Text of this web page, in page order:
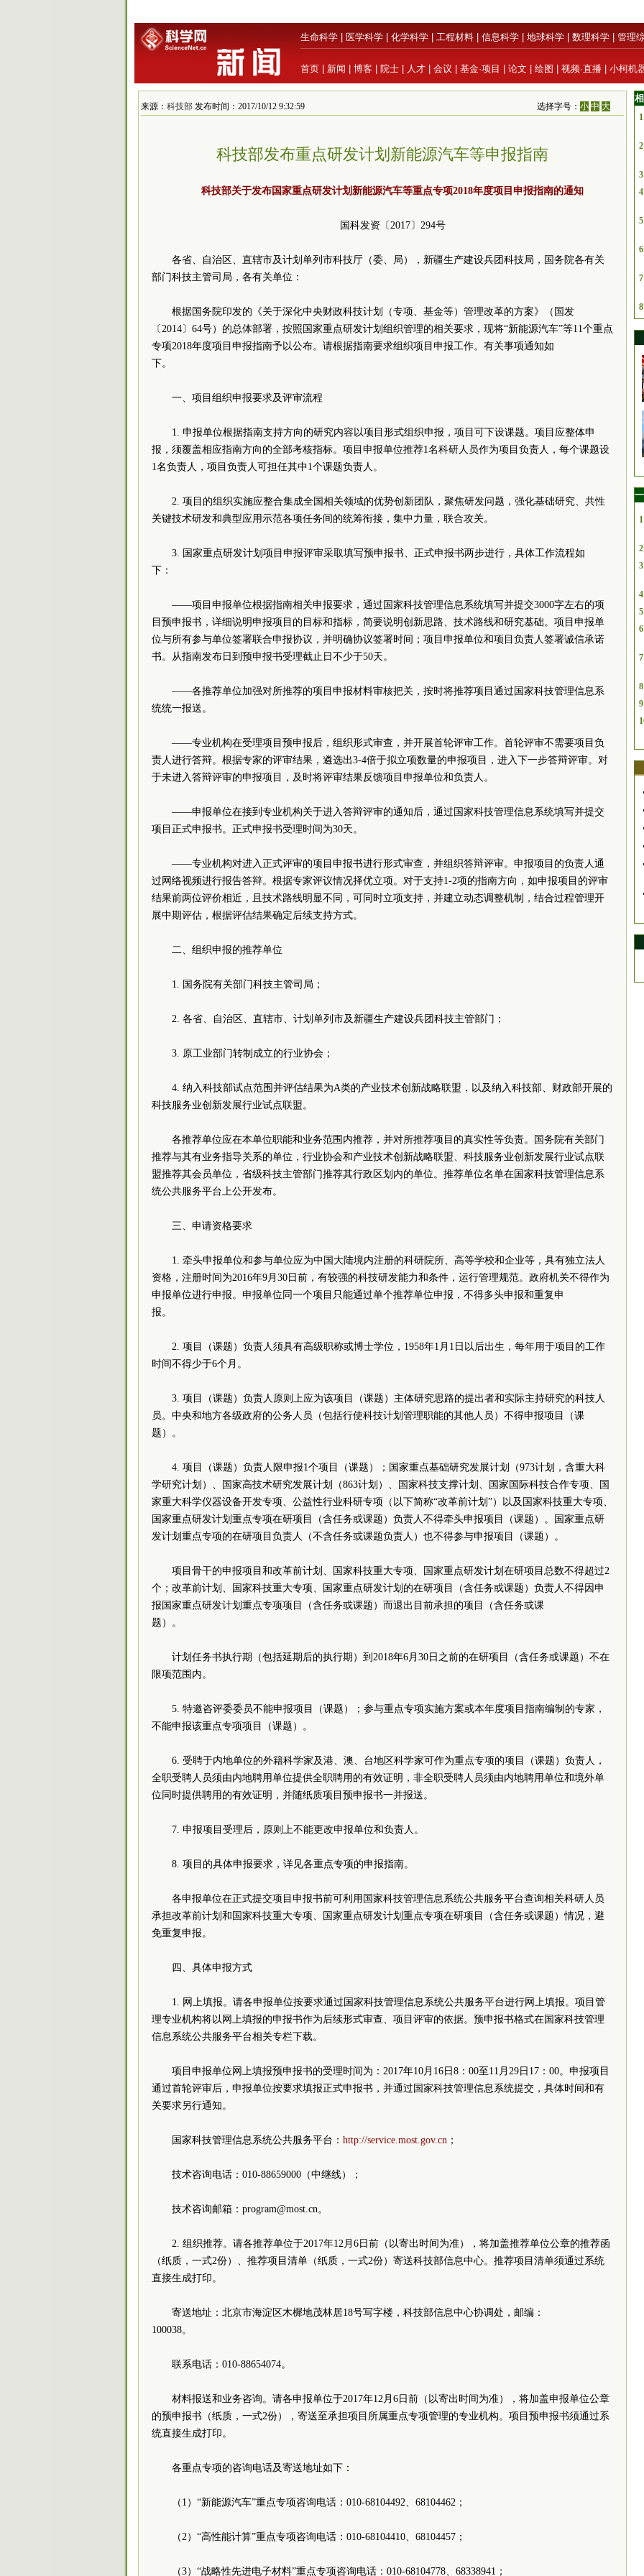
生命科学 医学科学 化学科学 工程材料 信息科学 地球科学 数理科学 管理
首页 新闻 博客 院士 人才 会议 基金·项目 论文 绘图 视频·直播 小柯机
来源： 科技部 发布时间：2017/10/12 9:32:59 选择字号：小 中 大
科技部发布重点研发计划新能源汽车等申报指南
科技部关于发布国家重点研发计划新能源汽车等重点专项2018年度项目申报指南的通知
国科发资〔2017〕294号
各省、自治区、直辖市及计划单列市科技厅（委、局），新疆生产建设兵团科技局，国务院各有关
部门科技主管司局，各有关单位：
根据国务院印发的《关于深化中央财政科技计划（专项、基金等）管理改革的方案》（国发
〔2014〕64号）的总体部署，按照国家重点研发计划组织管理的相关要求，现将“新能源汽车”等11个重点
专项2018年度项目申报指南予以公布。请根据指南要求组织项目申报工作。有关事项通知如
下。
一、项目组织申报要求及评审流程
1. 申报单位根据指南支持方向的研究内容以项目形式组织申报，项目可下设课题。项目应整体申
报，须覆盖相应指南方向的全部考核指标。项目申报单位推荐1名科研人员作为项目负责人，每个课题设
1名负责人，项目负责人可担任其中1个课题负责人。
2. 项目的组织实施应整合集成全国相关领域的优势创新团队，聚焦研发问题，强化基础研究、共性
关键技术研发和典型应用示范各项任务间的统筹衔接，集中力量，联合攻关。
3. 国家重点研发计划项目申报评审采取填写预申报书、正式申报书两步进行，具体工作流程如
下：
——项目申报单位根据指南相关申报要求，通过国家科技管理信息系统填写并提交3000字左右的项
目预申报书，详细说明申报项目的目标和指标，简要说明创新思路、技术路线和研究基础。项目申报单
位与所有参与单位签署联合申报协议，并明确协议签署时间；项目申报单位和项目负责人签署诚信承诺
书。从指南发布日到预申报书受理截止日不少于50天。
——各推荐单位加强对所推荐的项目申报材料审核把关，按时将推荐项目通过国家科技管理信息系
统统一报送。
——专业机构在受理项目预申报后，组织形式审查，并开展首轮评审工作。首轮评审不需要项目负
责人进行答辩。根据专家的评审结果，遴选出3-4倍于拟立项数量的申报项目，进入下一步答辩评审。对
于未进入答辩评审的申报项目，及时将评审结果反馈项目申报单位和负责人。
——申报单位在接到专业机构关于进入答辩评审的通知后，通过国家科技管理信息系统填写并提交
项目正式申报书。正式申报书受理时间为30天。
——专业机构对进入正式评审的项目申报书进行形式审查，并组织答辩评审。申报项目的负责人通
过网络视频进行报告答辩。根据专家评议情况择优立项。对于支持1-2项的指南方向，如申报项目的评审
结果前两位评价相近，且技术路线明显不同，可同时立项支持，并建立动态调整机制，结合过程管理开
展中期评估，根据评估结果确定后续支持方式。
二、组织申报的推荐单位
1. 国务院有关部门科技主管司局；
2. 各省、自治区、直辖市、计划单列市及新疆生产建设兵团科技主管部门；
3. 原工业部门转制成立的行业协会；
4. 纳入科技部试点范围并评估结果为A类的产业技术创新战略联盟，以及纳入科技部、财政部开展的
科技服务业创新发展行业试点联盟。
各推荐单位应在本单位职能和业务范围内推荐，并对所推荐项目的真实性等负责。国务院有关部门
推荐与其有业务指导关系的单位，行业协会和产业技术创新战略联盟、科技服务业创新发展行业试点联
盟推荐其会员单位，省级科技主管部门推荐其行政区划内的单位。推荐单位名单在国家科技管理信息系
统公共服务平台上公开发布。
三、申请资格要求
1. 牵头申报单位和参与单位应为中国大陆境内注册的科研院所、高等学校和企业等，具有独立法人
资格，注册时间为2016年9月30日前，有较强的科技研发能力和条件，运行管理规范。政府机关不得作为
申报单位进行申报。申报单位同一个项目只能通过单个推荐单位申报，不得多头申报和重复申
报。
2. 项目（课题）负责人须具有高级职称或博士学位，1958年1月1日以后出生，每年用于项目的工作
时间不得少于6个月。
3. 项目（课题）负责人原则上应为该项目（课题）主体研究思路的提出者和实际主持研究的科技人
员。中央和地方各级政府的公务人员（包括行使科技计划管理职能的其他人员）不得申报项目（课
题）。
4. 项目（课题）负责人限申报1个项目（课题）；国家重点基础研究发展计划（973计划，含重大科
学研究计划）、国家高技术研究发展计划（863计划）、国家科技支撑计划、国家国际科技合作专项、国
家重大科学仪器设备开发专项、公益性行业科研专项（以下简称“改革前计划”）以及国家科技重大专项、
国家重点研发计划重点专项在研项目（含任务或课题）负责人不得牵头申报项目（课题）。国家重点研
发计划重点专项的在研项目负责人（不含任务或课题负责人）也不得参与申报项目（课题）。
项目骨干的申报项目和改革前计划、国家科技重大专项、国家重点研发计划在研项目总数不得超过2
个；改革前计划、国家科技重大专项、国家重点研发计划的在研项目（含任务或课题）负责人不得因申
报国家重点研发计划重点专项项目（含任务或课题）而退出目前承担的项目（含任务或课
题）。
计划任务书执行期（包括延期后的执行期）到2018年6月30日之前的在研项目（含任务或课题）不在
限项范围内。
5. 特邀咨评委委员不能申报项目（课题）；参与重点专项实施方案或本年度项目指南编制的专家，
不能申报该重点专项项目（课题）。
6. 受聘于内地单位的外籍科学家及港、澳、台地区科学家可作为重点专项的项目（课题）负责人，
全职受聘人员须由内地聘用单位提供全职聘用的有效证明，非全职受聘人员须由内地聘用单位和境外单
位同时提供聘用的有效证明，并随纸质项目预申报书一并报送。
7. 申报项目受理后，原则上不能更改申报单位和负责人。
8. 项目的具体申报要求，详见各重点专项的申报指南。
各申报单位在正式提交项目申报书前可利用国家科技管理信息系统公共服务平台查询相关科研人员
承担改革前计划和国家科技重大专项、国家重点研发计划重点专项在研项目（含任务或课题）情况，避
免重复申报。
四、具体申报方式
1. 网上填报。请各申报单位按要求通过国家科技管理信息系统公共服务平台进行网上填报。项目管
理专业机构将以网上填报的申报书作为后续形式审查、项目评审的依据。预申报书格式在国家科技管理
信息系统公共服务平台相关专栏下载。
项目申报单位网上填报预申报书的受理时间为：2017年10月16日8：00至11月29日17：00。申报项目
通过首轮评审后，申报单位按要求填报正式申报书，并通过国家科技管理信息系统提交，具体时间和有
关要求另行通知。
国家科技管理信息系统公共服务平台： http://service.most.gov.cn ；
技术咨询电话：010-88659000（中继线）；
技术咨询邮箱：program@most.cn。
2. 组织推荐。请各推荐单位于2017年12月6日前（以寄出时间为准），将加盖推荐单位公章的推荐函
（纸质，一式2份）、推荐项目清单（纸质，一式2份）寄送科技部信息中心。推荐项目清单须通过系统
直接生成打印。
寄送地址：北京市海淀区木樨地茂林居18号写字楼，科技部信息中心协调处，邮编：
100038。
联系电话：010-88654074。
材料报送和业务咨询。请各申报单位于2017年12月6日前（以寄出时间为准），将加盖申报单位公章
的预申报书（纸质，一式2份），寄送至承担项目所属重点专项管理的专业机构。项目预申报书须通过系
统直接生成打印。
各重点专项的咨询电话及寄送地址如下：
（1）“新能源汽车”重点专项咨询电话：010-68104492、68104462；
（2）“高性能计算”重点专项咨询电话：010-68104410、68104457；
（3）“战略性先进电子材料”重点专项咨询电话：010-68104778、68338941；
1
2
3
4
5
6
7
8
1
2
3
4
5
6
7
8
9